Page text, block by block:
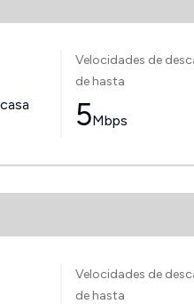
Velocidades de
de hasta
5Mbps
Velocidades de
de hasta